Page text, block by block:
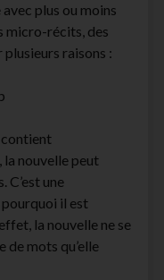
plus ou moins
micro-récits, des
raisons :
nouvelle peut
une
il est
la nouvelle ne se
mots qu’elle